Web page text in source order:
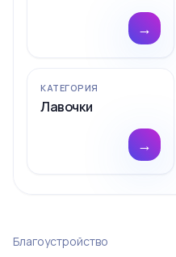
→
КАТЕГОРИЯ
Лавочки
→
Благоустройство